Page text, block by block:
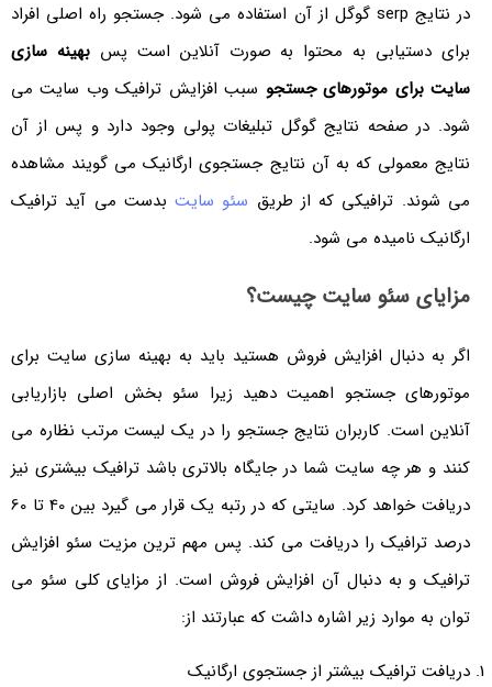
در نتایج serp گوگل از آن استفاده می شود. جستجو راه اصلی افراد
برای دستیابی به محتوا به صورت آنلاین است پس بهینه سازی
سایت برای موتورهای جستجوسبب افزایش ترافیک وب سایت می
شود. در صفحه نتایج گوگل تبلیغات پولی وجود دارد و پس از آن
نتایج معمولی که به آن نتایج جستجوی ارگانیک می گویند مشاهده
می شوند. ترافیکی که از طریق سئو سایتبدست می آید ترافیک
ارگانیک نامیده می شود.
مزایای سئو سایت چیست؟
اگر به دنبال افزایش فروش هستید باید به بهینه سازی سایت برای
موتورهای جستجو اهمیت دهید زیرا سئو بخش اصلی بازاریابی
آنلاین است. کاربران نتایج جستجو را در یک لیست مرتب نظاره می
کنند و هر چه سایت شما در جایگاه بالاتری باشد ترافیک بیشتری نیز
دریافت خواهد کرد. سایتی که در رتبه یک قرار می گیرد بین 40 تا 60
درصد ترافیک را دریافت می کند. پس مهم ترین مزیت سئو افزایش
ترافیک و به دنبال آن افزایش فروش است. از مزایای کلی سئو می
توان به موارد زیر اشاره داشت که عبارتند از:
دریافت ترافیک بیشتر از جستجوی ارگانیک